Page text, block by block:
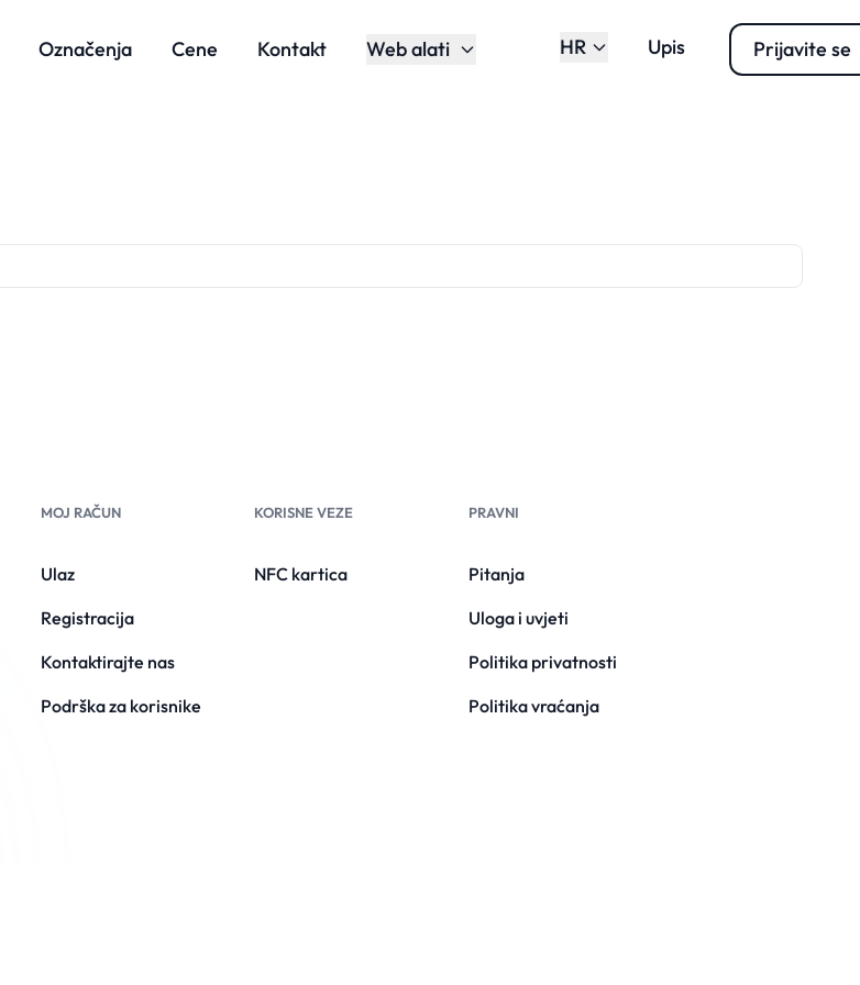
Označenja Cene Kontakt Web alati HR Upis Prijavite se
MOJ RAČUN
Ulaz
Registracija
Kontaktirajte nas
Podrška za korisnike
KORISNE VEZE
NFC kartica
PRAVNI
Pitanja
Uloga i uvjeti
Politika privatnosti
Politika vraćanja